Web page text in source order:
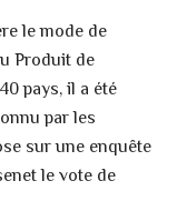
le mode de
Produit de
pays, il a été
par les
sur une enquête
le vote de